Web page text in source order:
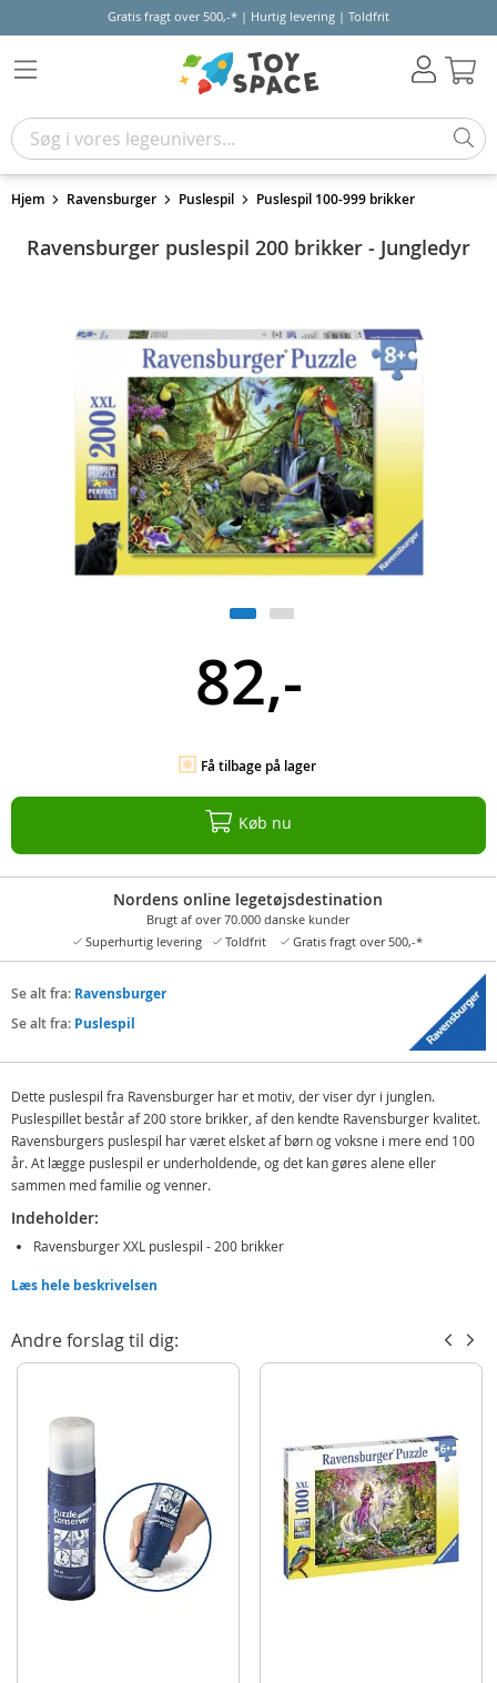
Gratis fragt over 500,-* | Hurtig levering | Toldfrit
Hjem Ravensburger Puslespil Puslespil 100-999 brikker
Ravensburger puslespil 200 brikker - Jungledyr
82,-
Få tilbage på lager
Køb nu
Nordens online legetøjsdestination
Brugt af over 70.000 danske kunder
Superhurtig levering
Toldfrit Gratis fragt over 500,-*
Se alt fra: Ravensburger
Se alt fra: Puslespil
Dette puslespil fra Ravensburger har et motiv, der viser dyr i junglen.
Puslespillet består af 200 store brikker, af den kendte Ravensburger kvalitet.
Ravensburgers puslespil har været elsket af børn og voksne i mere end 100
år. At lægge puslespil er underholdende, og det kan gøres alene eller
sammen med familie og venner.
Indeholder:
Ravensburger XXL puslespil - 200 brikker
Detaljer:
Motiv: Jungledyr
Produktdetaljer
4005556126606
Mærke Ravensburger
Læs hele beskrivelsen
Andre forslag til dig: